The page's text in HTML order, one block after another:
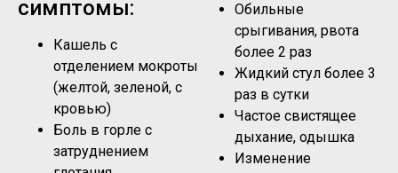
симптомы:
Кашель с
отделением мокроты
(желтой, зеленой, с
кровью)
Боль в горле с
затруднением
Обильные
срыгивания, рвота
более 2 раз
Жидкий стул более 3
раз в сутки
Частое свистящее
дыхание, одышка
Изменение